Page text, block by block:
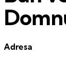
Adresa